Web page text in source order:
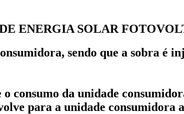
ENERGIA SOLAR
sendo que a sobra é
consumo da unidade
para a unidade consumidora